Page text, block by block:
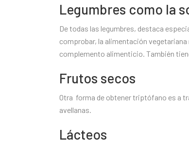
Legumbres como la
De todas las legumbres, destaca
comprobar, la alimentación
complemento alimenticio. También
Frutos secos
Otra forma de obtener triptófano es a
avellanas.
Lácteos